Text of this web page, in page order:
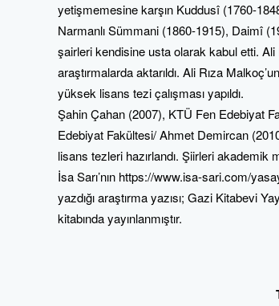
yetişmemesine karşın Kuddusî (1760-
Narmanlı Sümmani (1860-1915), Daimî
şairleri kendisine usta olarak kabul etti.
araştırmalarda aktarıldı. Ali Rıza
yüksek lisans tezi çalışması yapıldı.
Şahin Çahan (2007), KTÜ Fen Edebiyat
Edebiyat Fakültesi/ Ahmet Demircan
lisans tezleri hazırlandı. Şiirleri
İsa Sarı’nın https://www.isa-sari.com/
yazdığı araştırma yazısı; Gazi Kitabevi
kitabında yayınlanmıştır.